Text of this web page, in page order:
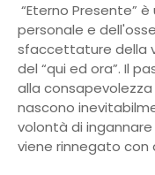
“Eterno Presente”
personale e
sfaccettature della
del “qui ed ora”. Il
alla
nascono
volontà di
viene rinnegato con